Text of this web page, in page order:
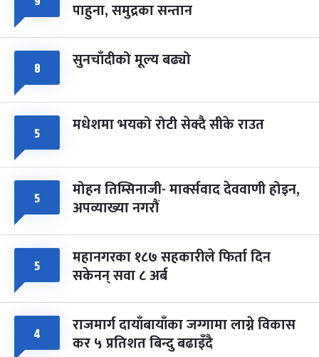
चैत्र ८, २०८३-Mar 22, 2027
पाहुना, समुद्रका सन्तान
८ सुनचाँदीको मूल्य बढ्यो
५ मधेशमा भयको रोटी सेक्दै सीके राउत
५ मोहन तिम्सिनाजी- मार्क्सवाद देववाणी होइन,
अपव्याख्या नगरौं
५ महानगरका १८७ सहकारीले फिर्ता दिन
सकेनन् सवा ८ अर्ब
४ राजमार्ग दायाँबायाँका जग्गामा लाग्ने विकास
कर ५ प्रतिशत बिन्दु बढाइँदै